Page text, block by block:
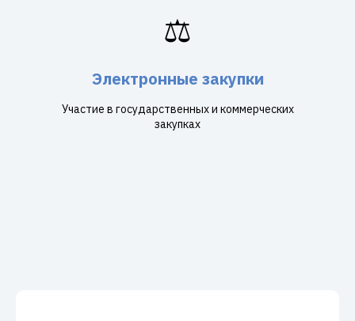
⚖️
Электронные закупки
Участие в государственных и коммерческих
закупках